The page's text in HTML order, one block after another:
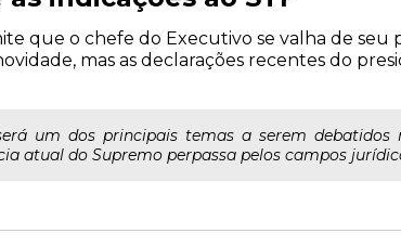
que o chefe do Executivo se valha de
mas as declarações recentes do
um dos principais temas a serem debatidos
atual do Supremo perpassa pelos campos